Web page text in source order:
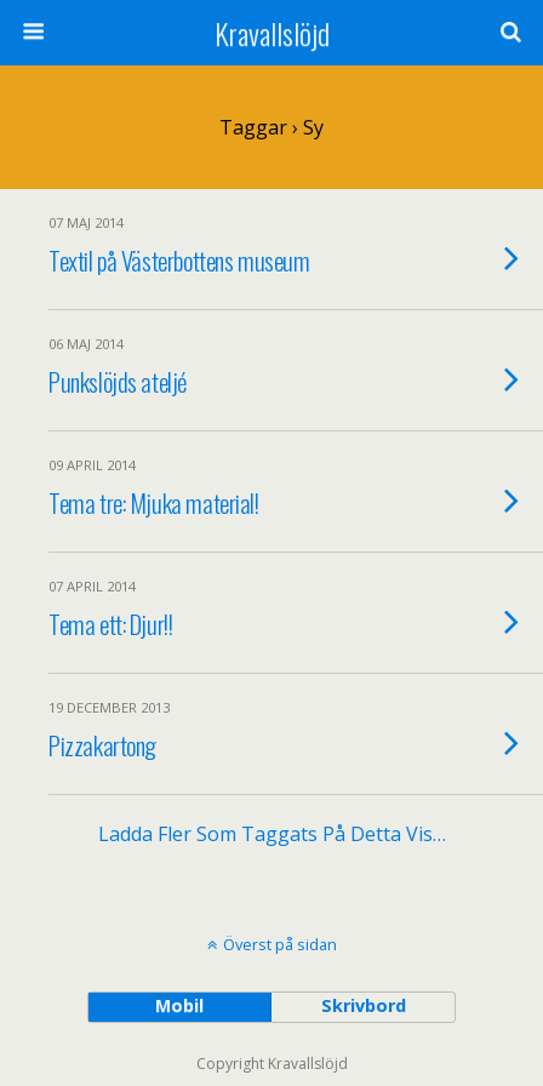
Kravallslöjd
Taggar › Sy
07 MAJ 2014
Textil på Västerbottens museum
06 MAJ 2014
Punkslöjds ateljé
09 APRIL 2014
Tema tre: Mjuka material!
07 APRIL 2014
Tema ett: Djur!!
19 DECEMBER 2013
Pizzakartong
Ladda Fler Som Taggats På Detta Vis…
Överst på sidan
Mobil Skrivbord
Copyright Kravallslöjd